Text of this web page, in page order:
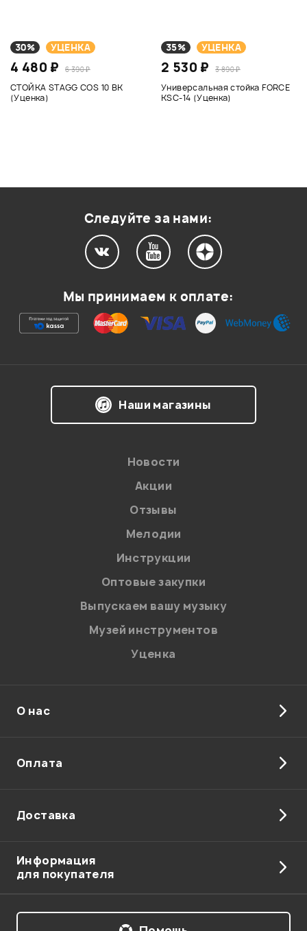
30% УЦЕНКА
4 480 ₽ 6 390 ₽
СТОЙКА STAGG COS 10 BK
(Уценка)
35% УЦЕНКА
2 530 ₽ 3 890 ₽
Универсальная стойка FORCE
KSC-14 (Уценка)
Следуйте за нами:
Мы принимаем к оплате:
Наши магазины
Новости
Акции
Отзывы
Мелодии
Инструкции
Оптовые закупки
Выпускаем вашу музыку
Музей инструментов
Уценка
О нас
Оплата
Доставка
Информация
для покупателя